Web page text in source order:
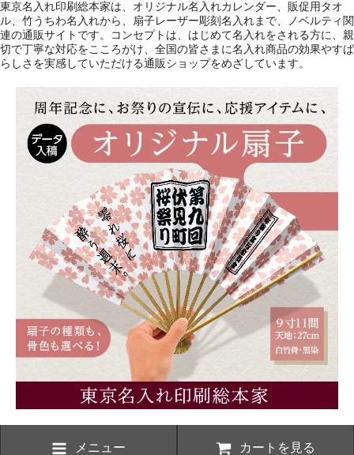
東京名入れ印刷総本家は、オリジナル名入れカレンダー、販促用タオ
ル、竹うちわ名入れから、扇子レーザー彫刻名入れまで、ノベルティ関
連の通販サイトです。コンセプトは、はじめて名入れをされる方に、親
切で丁寧な対応をこころがけ、全国の皆さまに名入れ商品の効果やすば
らしさを実感していただける通販ショップをめざしています。
メニュー カートを見る